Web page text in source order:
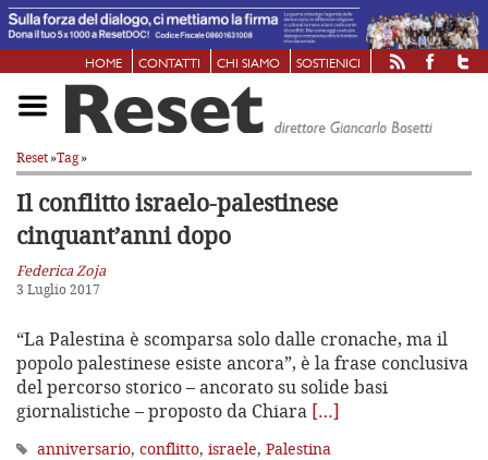
HOME CONTATTI CHI SIAMO SOSTIENICI
Reset»Tag»
Il conflitto israelo-palestinese
cinquant’anni dopo
Federica Zoja
3 Luglio 2017
“La Palestina è scomparsa solo dalle cronache, ma il
popolo palestinese esiste ancora”, è la frase conclusiva
del percorso storico – ancorato su solide basi
giornalistiche – proposto da Chiara […]
anniversario, conflitto, israele, Palestina